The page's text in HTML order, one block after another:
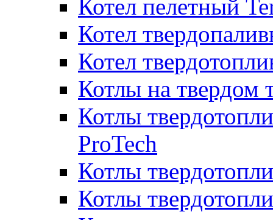
Котел пелетный
Котел
Котел
Котлы на твердом
Котлы
ProTech
Котлы
Котлы